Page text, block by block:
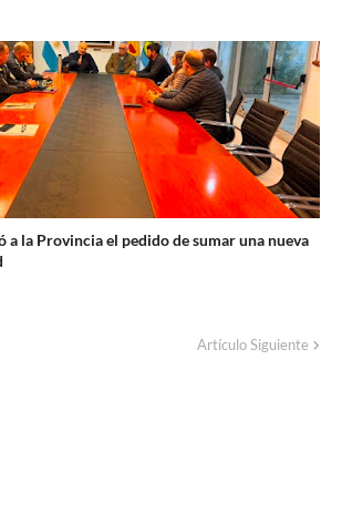
la Provincia el pedido de sumar una nueva
Artículo Siguiente
programado para este